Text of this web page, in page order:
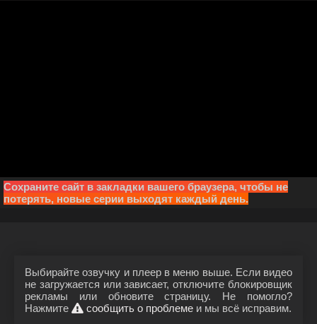
Сохраните сайт в закладки вашего браузера, чтобы не
потерять, новые серии выходят каждый день.
Выбирайте озвучку и плеер в меню выше. Если видео
не загружается или зависает, отключите блокировщик
рекламы или обновите страницу. Не помогло?
Нажмите
сообщить о проблеме и мы всё исправим.